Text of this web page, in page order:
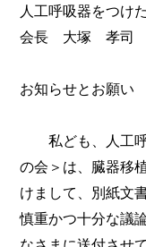
人工呼吸器をつけ
会長 大塚 孝司
お知らせとお願い
私ども、人工呼
の会＞は、臓器移
けまして、別紙文
慎重かつ十分な議